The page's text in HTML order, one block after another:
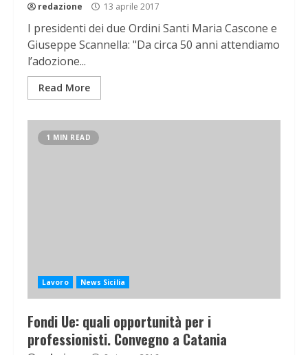
redazione 13 aprile 2017
I presidenti dei due Ordini Santi Maria Cascone e
Giuseppe Scannella: "Da circa 50 anni attendiamo
l’adozione...
Read More
1 MIN READ
Lavoro News Sicilia
Fondi Ue: quali opportunità per i
professionisti. Convegno a Catania